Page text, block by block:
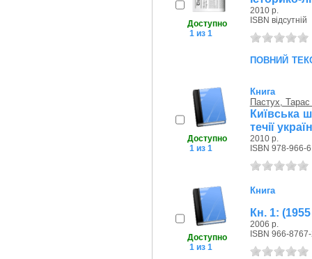
Доступно
1 из 1
2010 р.
ISBN відсутній
повний
Доступно
1 из 1
Книга
Пастух,
Київська
течії
2010 р.
ISBN 978-966-
Доступно
1 из 1
Книга
Кн. 1:
2006 р.
ISBN 966-